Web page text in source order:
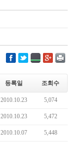
등록일 조회수
2010.10.23 5,074
2010.10.23 5,472
2010.10.07 5,448